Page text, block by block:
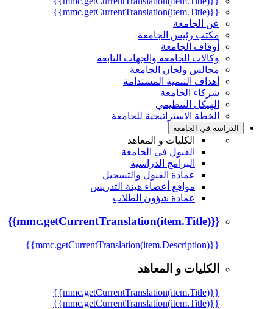
{{mmc.getCurrentTranslation(item.Title)}}
عن الجامعة
مكتب رئيس الجامعة
أوقاف الجامعة
وكالات الجامعة والجهات التابعة
مجالس ولجان الجامعة
أهداف التنمية المستدامة
شركاء الجامعة
الهيكل التنظيمي
الخطة الاستراتيجية للجامعة
الدراسة في الجامعة
الكليات و المعاهد
القبول في الجامعة
البرامج الدراسية
عمادة القبول والتسجيل
مواقع أعضاء هيئة التدريس
عمادة شؤون الطلاب
{{mmc.getCurrentTranslation(item.Title)}}
{{mmc.getCurrentTranslation(item.Description)}}
الكليات و المعاهد
{{mmc.getCurrentTranslation(item.Title)}}
{{mmc.getCurrentTranslation(item.Title)}}